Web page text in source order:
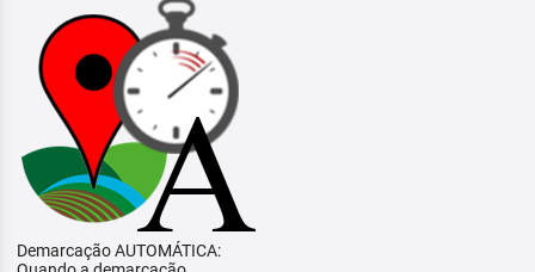
Demarcação AUTOMÁTICA: